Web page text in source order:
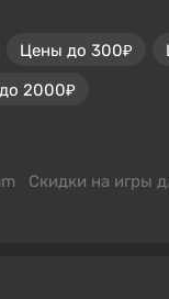
Цены до 300₽
2000₽
Скидки на игры